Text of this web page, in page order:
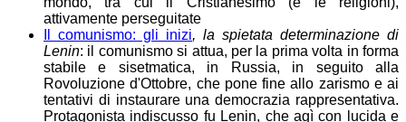
attivamente perseguitate
Il comunismo: gli inizi, la spietata determinazione di
Lenin: il comunismo si attua, per la prima volta in forma
stabile e sisetmatica, in Russia, in seguito alla
Rovoluzione d'Ottobre, che pone fine allo zarismo e ai
tentativi di instaurare una democrazia rappresentativa.
Protagonista indiscusso fu Lenin, che agì con lucida e